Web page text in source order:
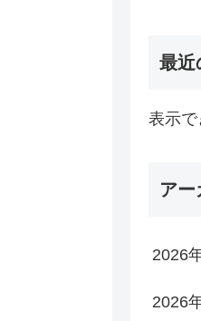
最近
表示で
アー
2026
2026